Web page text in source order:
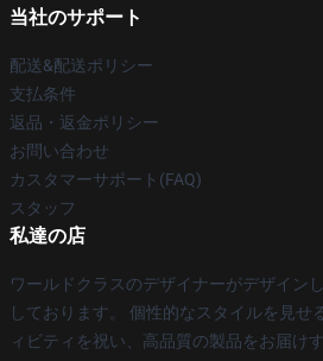
当社のサポート
配送&配送ポリシー
支払条件
返品・返金ポリシー
お問い合わせ
カスタマーサポート(FAQ)
スタッフ
私達の店
ワールドクラスのデザイナーがデザイン
しております。 個性的なスタイルを見せ
ィビティを祝い、高品質の製品をお届け